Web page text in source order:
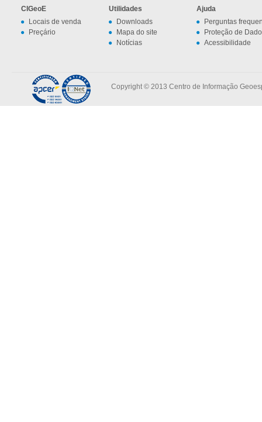
CIGeoE
Locais de venda
Preçário
Utilidades
Downloads
Mapa do site
Notícias
Ajuda
Perguntas
Proteção de
Acessibilidade
Copyright © 2013 Centro de Informação